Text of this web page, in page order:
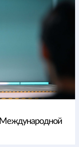
Международной